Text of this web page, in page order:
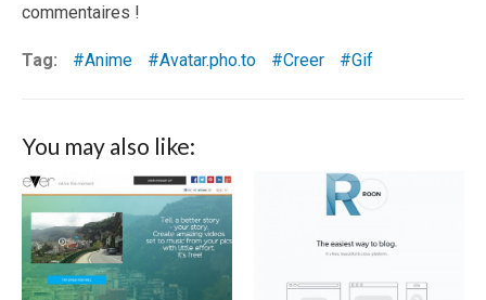
commentaires !
Tag: Anime Avatar.pho.to Creer Gif
You may also like: